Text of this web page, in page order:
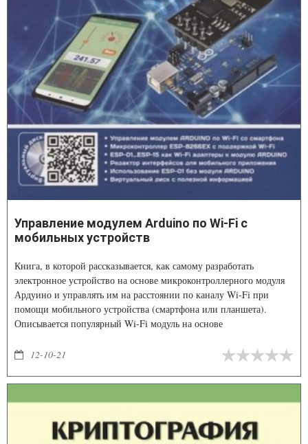
Управление модулем Arduino по Wi-Fi с
мобильных устройств
Книга, в которой рассказывается, как самому разработать
электронное устройство на основе микроконтроллерного модуля
Ардуино и управлять им на расстоянии по каналу Wi-Fi при
помощи мобильного устройства (смартфона или планшета).
Описывается популярный Wi-Fi модуль на основе
его подключения к модулю Ардуино.
12-10-21